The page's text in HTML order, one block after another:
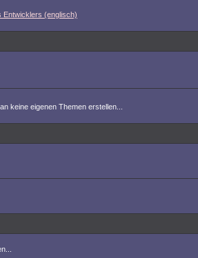
Entwicklers (englisch)
keine eigenen Themen erstellen...